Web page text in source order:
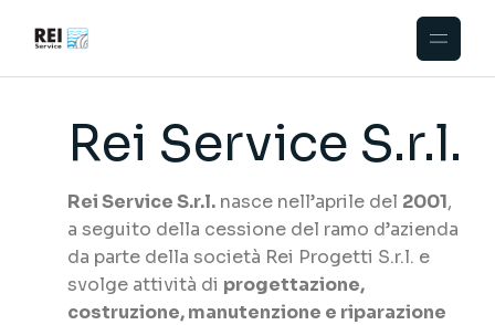
Rei Service S.r.l.
Rei Service S.r.l.nasce nell’aprile del 2001,
a seguito della cessione del ramo d’azienda
da parte della società Rei Progetti S.r.l. e
svolge attività di progettazione,
costruzione, manutenzione e riparazione